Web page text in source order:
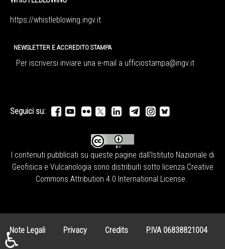
https://whistleblowing.ingv. it
NEWSLETTER E ACCREDITO STAMPA
Per iscriversi inviare una e-mail a ufficiostampa@ingv.it
Seguici su:
I contenuti pubblicati su queste pagine dall'Istituto Nazionale di
Geofisica e Vulcanologia sono distribuiti sotto licenza Creative
Commons Attribution 4.0 International License
Note Legali Privacy Credits P.IVA 06838821004